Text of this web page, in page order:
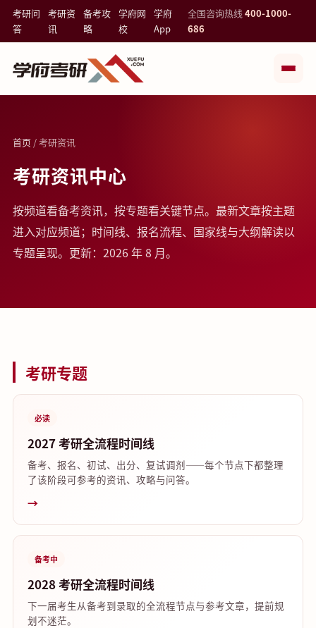
考研问
答
考研资
讯
备考攻
略
学府网
校
学府
App
全国咨询热线400-1000-
686
首页/ 考研资讯
考研资讯中心
按频道看备考资讯，按专题看关键节点。最新文章按主题
进入对应频道；时间线、报名流程、国家线与大纲解读以
专题呈现。更新：2026 年 8 月。
考研专题
必读
2027 考研全流程时间线
备考、报名、初试、出分、复试调剂——每个节点下都整理
了该阶段可参考的资讯、攻略与问答。
→
备考中
2028 考研全流程时间线
下一届考生从备考到录取的全流程节点与参考文章，提前规
划不迷茫。